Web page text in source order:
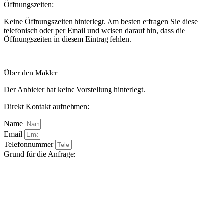
Öffnungszeiten:
Keine Öffnungszeiten hinterlegt. Am besten erfragen Sie diese
telefonisch oder per Email und weisen darauf hin, dass die
Öffnungszeiten in diesem Eintrag fehlen.
Über den Makler
Der Anbieter hat keine Vorstellung hinterlegt.
Direkt Kontakt aufnehmen:
Name
Email
Telefonnummer
Grund für die Anfrage: